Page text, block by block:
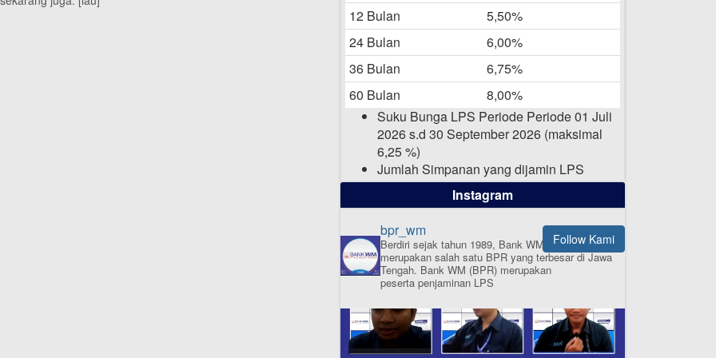
06-05-2025
Daftar Pemenang Undian
TAMASHA Bulan April 2025
Pengumuman Nama Baru
Perusahaan
03-03-2025
12 Bulan
5,50%
24 Bulan
6,00%
36 Bulan
6,75%
60 Bulan
8,00%
Suku Bunga LPS Periode Periode 01 Juli
2026 s.d 30 September 2026 (maksimal
6,25 %)
Jumlah Simpanan yang dijamin LPS
maksimal sampai dengan 2 Milyar Rupiah
per nasabah dalam satu bank
ISI APLIKASI SEKARANG
Instagram
Follow Kami
bpr_wm
Berdiri sejak tahun 1989, Bank WM (BPR)
merupakan salah satu BPR yang terbesar di Jawa
Tengah. Bank WM (BPR) merupakan
peserta penjaminan LPS